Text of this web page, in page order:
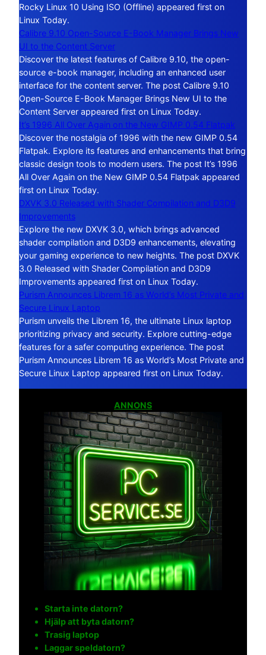
Rocky Linux 10 Using ISO (Offline) appeared first on
Linux Today.
Calibre 9.10 Open-Source E-Book Manager Brings New
UI to the Content Server
Discover the latest features of Calibre 9.10, the open-
source e-book manager, including an enhanced user
interface for the content server. The post Calibre 9.10
Open-Source E-Book Manager Brings New UI to the
Content Server appeared first on Linux Today.
It’s 1996 All Over Again on the New GIMP 0.54 Flatpak
Discover the nostalgia of 1996 with the new GIMP 0.54
Flatpak. Explore its features and enhancements that bring
classic design tools to modern users. The post It’s 1996
All Over Again on the New GIMP 0.54 Flatpak appeared
first on Linux Today.
DXVK 3.0 Released with Shader Compilation and D3D9
Improvements
Explore the new DXVK 3.0, which brings advanced
shader compilation and D3D9 enhancements, elevating
your gaming experience to new heights. The post DXVK
3.0 Released with Shader Compilation and D3D9
Improvements appeared first on Linux Today.
Purism Announces Librem 16 as World’s Most Private and
Secure Linux Laptop
Purism unveils the Librem 16, the ultimate Linux laptop
prioritizing privacy and security. Explore cutting-edge
features for a safer computing experience. The post
Purism Announces Librem 16 as World’s Most Private and
Secure Linux Laptop appeared first on Linux Today.
ANNONS
Starta inte datorn?
Hjälp att byta datorn?
Trasig laptop
Laggar speldatorn?